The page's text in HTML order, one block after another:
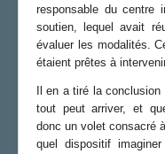
responsable du centre
soutien, lequel avait
évaluer les modalités.
étaient prêtes à
Il en a tiré la
tout peut arriver, et
donc un volet consacré
quel dispositif